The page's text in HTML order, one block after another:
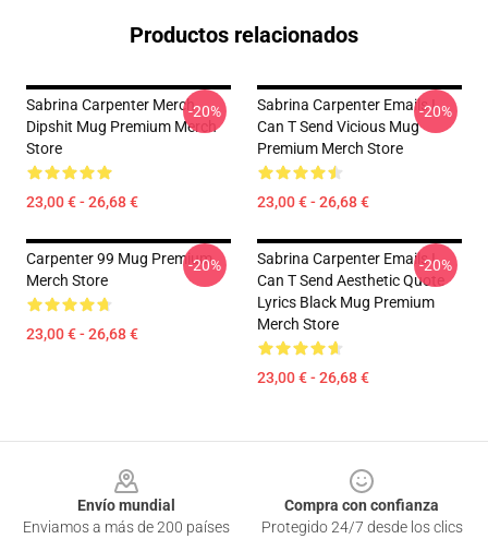
Productos relacionados
Sabrina Carpenter Merch
Dipshit Mug Premium Merch
Store
23,00 € - 26,68 €
-20%
Sabrina Carpenter Emails I
Can T Send Vicious Mug
Premium Merch Store
23,00 € - 26,68 €
-20%
Carpenter 99 Mug Premium
Merch Store
23,00 € - 26,68 €
-20%
Sabrina Carpenter Emails I
Can T Send Aesthetic Quote
Lyrics Black Mug Premium
Merch Store
23,00 € - 26,68 €
-20%
Envío mundial
Enviamos a más de 200 países
Compra con confianza
Protegido 24/7 desde los clics